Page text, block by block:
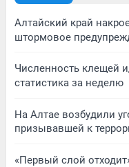
Алтайский край
штормовое
Численность клещей
статистика за неделю
На Алтае возбудили
призывавшей к
«Первый слой